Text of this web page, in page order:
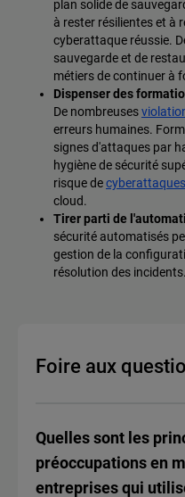
plan solide de
à rester résilientes et à
cyberattaque réussie.
sauvegarde et de
métiers de continuer à
Dispenser des
De nombreuses
erreurs humaines.
signes d'attaques par
hygiène de sécurité
risque decyberattaques
cloud.
Tirer parti de
sécurité automatisés
gestion de la
résolution des incidents.
Foire aux
Quelles sont les
préoccupations en
entreprises qui